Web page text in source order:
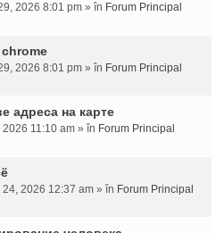
2026 8:01 pm » în Forum Principal
2026 8:01 pm » în Forum Principal
адреса на карте
11:10 am » în Forum Principal
24, 2026 12:37 am » în Forum Principal